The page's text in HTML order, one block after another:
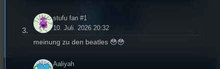
stufu fan #1
10. Juli. 2026 20:32
meinung zu den beatles 😳😳
Aaliyah